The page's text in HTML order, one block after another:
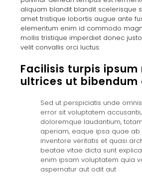
aliquam blandit blandit scelerisque
amet tristique lobortis augue ante
elementum enim id commodo
mollis tristique imperdiet donec
velit convallis orci luctus.
Facilisis turpis
ultrices ut bibendum
Sed ut perspiciatis unde
error sit voluptatem
doloremque laudantium,
aperiam, eaque ipsa quae ab
inventore veritatis et quasi
beatae vitae dicta sunt
enim ipsam voluptatem quia
aspernatur aut odit aut